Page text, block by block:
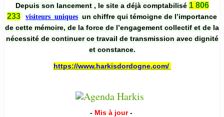
Depuis son lancement , le site a déjà comptabilisé 1 806
233
visiteurs uniques un chiffre qui témoigne de l’importance
de cette mémoire, de la force de l’engagement collectif et de la
nécessité de continuer ce travail de transmission avec dignité
et constance.
https://www.harkisdordogne.com/
- Mis à jour -